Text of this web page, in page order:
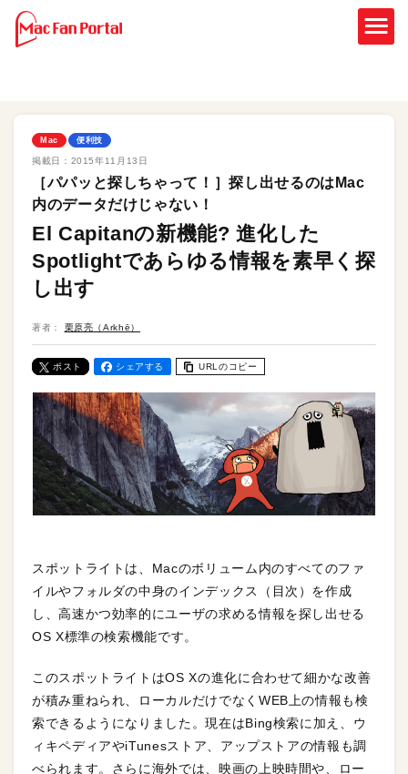
Mac 便利技
掲載日： 2015年11月13日
［パパッと探しちゃって！］探し出せるのはMac
内のデータだけじゃない！
El Capitanの新機能? 進化した
Spotlightであらゆる情報を素早く探
し出す
著者： 栗原亮（Arkhē）
ポスト シェアする URLのコピー
スポットライトは、Macのボリューム内のすべてのファ
イルやフォルダの中身のインデックス（目次）を作成
し、高速かつ効率的にユーザの求める情報を探し出せる
OS X標準の検索機能です。
このスポットライトはOS Xの進化に合わせて細かな改善
が積み重ねられ、ローカルだけでなくWEB上の情報も検
索できるようになりました。現在はBing検索に加え、ウ
ィキペディアやiTunesストア、アップストアの情報も調
べられます。さらに海外では、映画の上映時間や、ロー